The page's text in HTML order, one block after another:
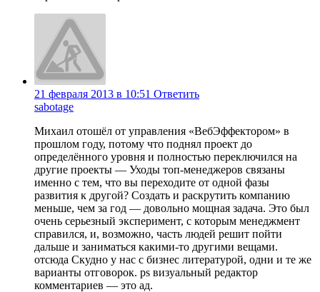
21 февраля 2013 в 10:51 Ответить
sabotage
Михаил отошёл от управления «ВебЭффектором» в
прошлом году, потому что поднял проект до
определённого уровня и полностью переключился на
другие проекты — Уходы топ-менеджеров связаны
именно с тем, что вы переходите от одной фазы
развития к другой? Создать и раскрутить компанию
меньше, чем за год — довольно мощная задача. Это был
очень серьезный эксперимент, с которым менеджмент
справился, и, возможно, часть людей решит пойти
дальше и заниматься какими-то другими вещами.
отсюда Скудно у нас с бизнес литературой, одни и те же
варианты отговорок. ps визуальный редактор
комментариев — это ад.